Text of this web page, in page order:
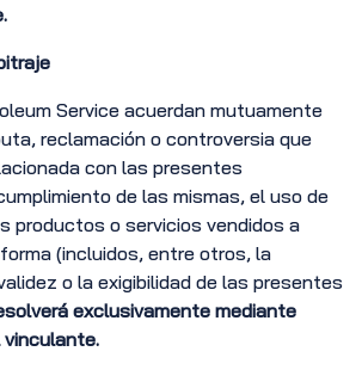
Service acuerdan mutuamente
reclamación o controversia que
con las presentes
de las mismas, el uso de
productos o servicios vendidos a
(incluidos, entre otros, la
o la exigibilidad de las presentes
exclusivamente mediante
vinculante.